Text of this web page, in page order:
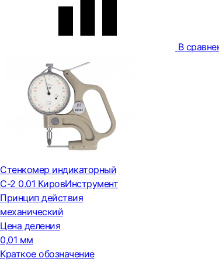
В
Стенкомер индикаторный
С-2 0.01 КировИнструмент
Принцип действия
механический
Цена деления
0,01 мм
Краткое обозначение